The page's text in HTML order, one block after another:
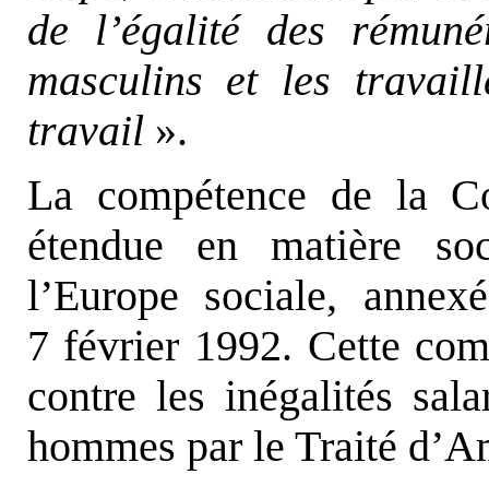
de l’égalité des
masculins et les
travail».
La compétence de la
étendue en matière
l’Europe sociale,
7 février 1992. Cette
contre les inégalités
hommes par le Traité